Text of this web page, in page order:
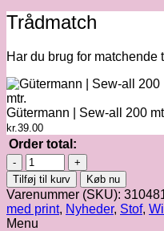
Trådmatch
Har du brug for matchende
Gütermann | Sew-all 200
kr.39.00
Order total:
Morris
&
Co
|
Spring
Tilføj til kurv Køb nu
Varenummer (SKU):
med print, Nyheder, Stof,
Menu